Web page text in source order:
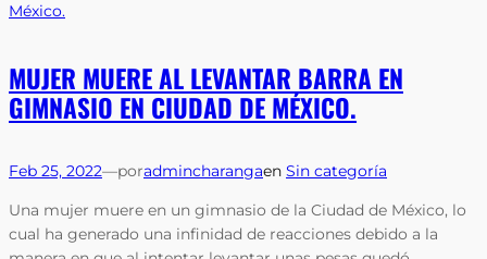
MUJER MUERE AL LEVANTAR BARRA EN
GIMNASIO EN CIUDAD DE MÉXICO.
Feb 25, 2022—poradmincharangaen Sin categoría
Una mujer muere en un gimnasio de la Ciudad de México, lo
cual ha generado una infinidad de reacciones debido a la